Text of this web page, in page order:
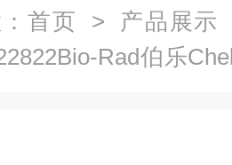
首页 > 产品展示
Rad伯乐